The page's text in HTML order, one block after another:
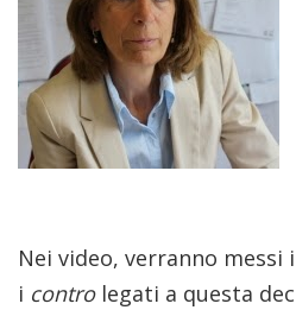
Nei video, verranno messi
i contro legati a questa